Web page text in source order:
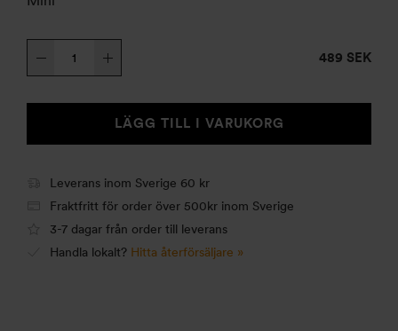
fodral
mängd
489 SEK
LÄGG TILL I VARUKORG
Leverans inom Sverige 60 kr
Fraktfritt för order över 500kr inom Sverige
3-7 dagar från order till leverans
Handla lokalt? Hitta återförsäljare »